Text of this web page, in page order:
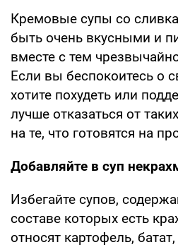
Кремовые супы со
быть очень вкусными и
вместе с тем
Если вы беспокоитесь о
хотите похудеть или
лучше отказаться от
на те, что готовятся на
Добавляйте в суп
Избегайте супов,
составе которых есть
относят картофель,